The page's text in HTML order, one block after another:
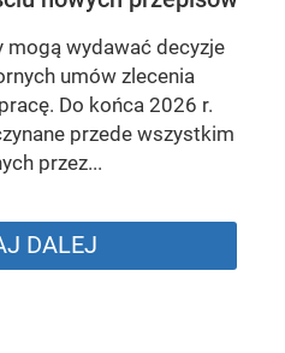
mogą wydawać decyzje
umów zlecenia
Do końca 2026 r.
przede wszystkim
przez...
DALEJ